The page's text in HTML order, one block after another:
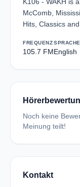
McComb,
Hits, Classics
FREQUENZ
105.7 FM
SPRACHE
English
Noch keine
Meinung teilt!
Kontakt